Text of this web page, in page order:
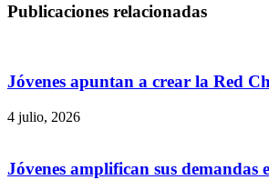
Publicaciones relacionadas
Jóvenes apuntan a crear la Red
4 julio, 2026
Jóvenes amplifican sus